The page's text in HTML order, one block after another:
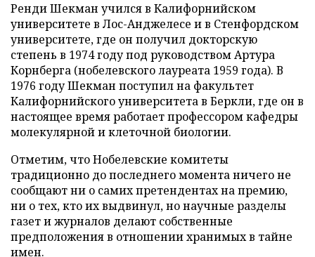
Ренди Шекман учился в Калифорнийском
университете в Лос-Анджелесе и в Стенфордском
университете, где он получил докторскую
степень в 1974 году под руководством Артура
Корнберга (нобелевского лауреата 1959 года). В
1976 году Шекман поступил на факультет
Калифорнийского университета в Беркли, где он в
настоящее время работает профессором кафедры
молекулярной и клеточной биологии.
Отметим, что Нобелевские комитеты
традиционно до последнего момента ничего не
сообщают ни о самих претендентах на премию,
ни о тех, кто их выдвинул, но научные разделы
газет и журналов делают собственные
предположения в отношении хранимых в тайне
имен.